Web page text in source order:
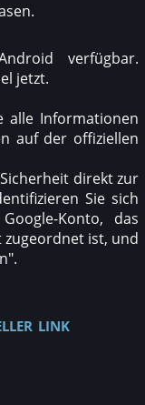
verfügbar.
jetzt.
alle Informationen
auf der offiziellen
direkt zur
Sie sich
Konto, das
ist, und
link